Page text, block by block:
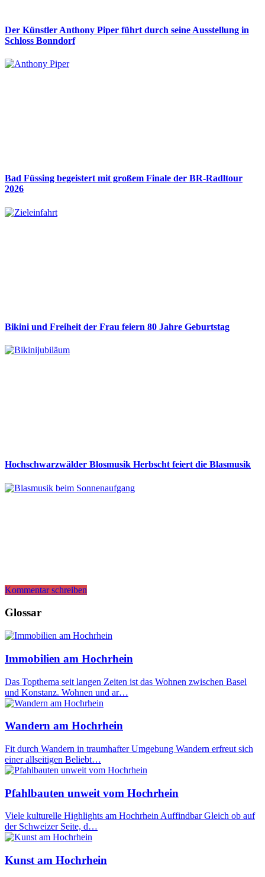
Der Künstler Anthony Piper führt durch seine Ausstellung in
Schloss Bonndorf
Bad Füssing begeistert mit großem Finale der BR-Radltour
2026
Bikini und Freiheit der Frau feiern 80 Jahre Geburtstag
Hochschwarzwälder Blosmusik Herbscht feiert die Blasmusik
Kommentar schreiben
Glossar
Immobilien am Hochrhein
Das Topthema seit langen Zeiten ist das Wohnen zwischen Basel
und Konstanz. Wohnen und ar…
Wandern am Hochrhein
Fit durch Wandern in traumhafter Umgebung Wandern erfreut sich
einer allseitigen Beliebt…
Pfahlbauten unweit vom Hochrhein
Viele kulturelle Highlights am Hochrhein Auffindbar Gleich ob auf
der Schweizer Seite, d…
Kunst am Hochrhein